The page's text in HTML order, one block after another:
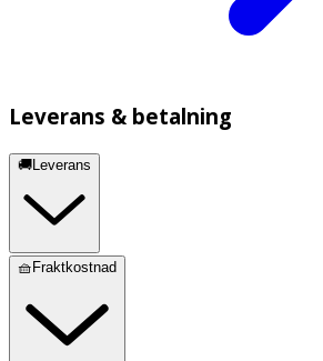
Leverans & betalning
🚚Leverans
🧺Fraktkostnad